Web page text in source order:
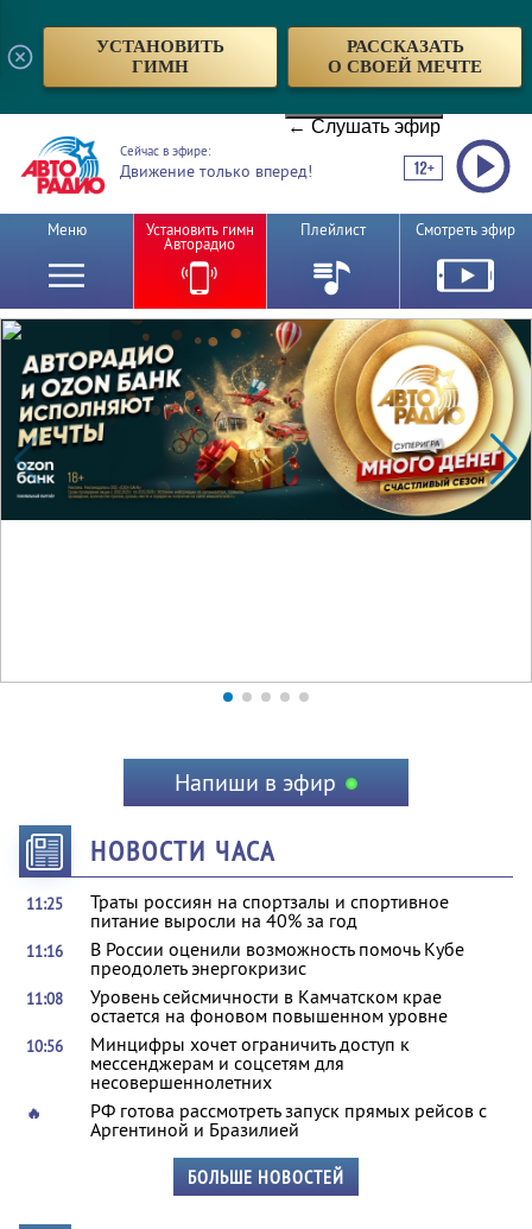
УСТАНОВИТЬ
ГИМН
РАССКАЗАТЬ
О СВОЕЙ МЕЧТЕ
← Слушать эфир
Сейчас в эфире:
Движение только вперед!
Меню Установить гимн
Авторадио
Плейлист Смотреть эфир
Напиши в эфир
НОВОСТИ ЧАСА
11:25
Траты россиян на спортзалы и спортивное
питание выросли на 40% за год
11:16
В России оценили возможность помочь Кубе
преодолеть энергокризис
11:08
Уровень сейсмичности в Камчатском крае
остается на фоновом повышенном уровне
10:56
Минцифры хочет ограничить доступ к
мессенджерам и соцсетям для
несовершеннолетних
🔥
РФ готова рассмотреть запуск прямых рейсов с
Аргентиной и Бразилией
БОЛЬШЕ НОВОСТЕЙ